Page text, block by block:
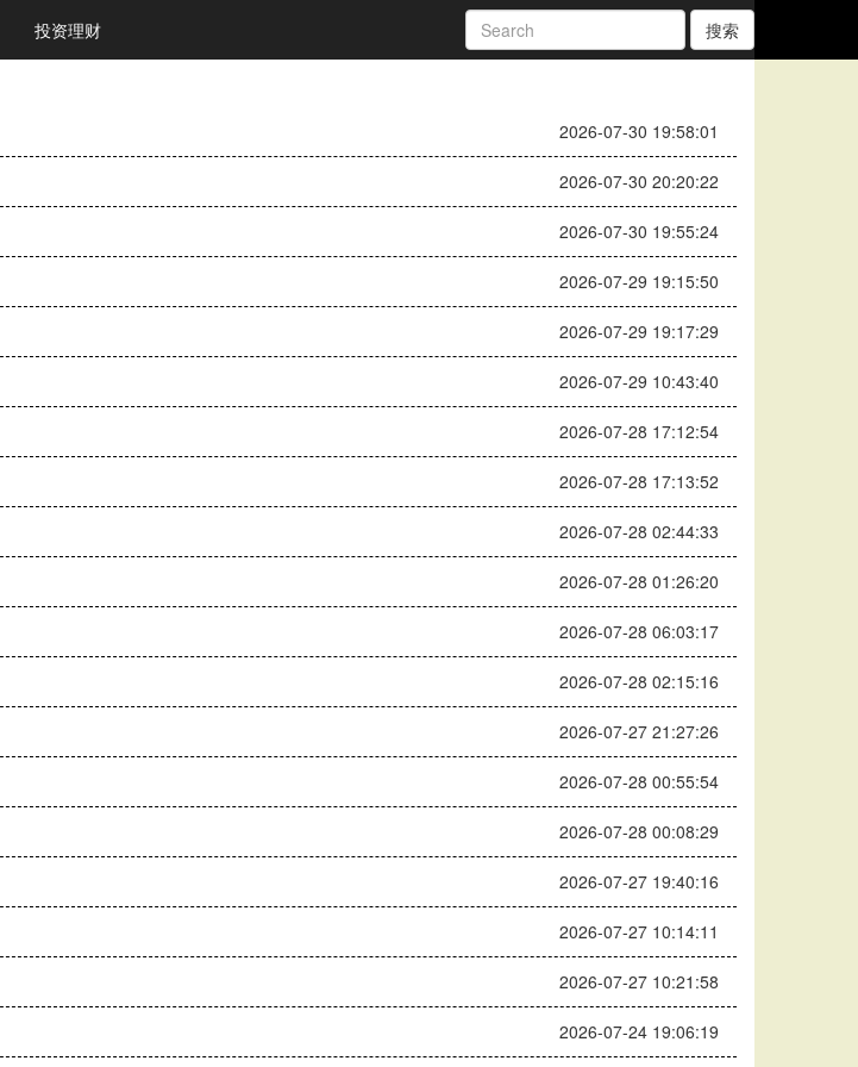
投资理财 搜索
2026-07-30 19:58:01
2026-07-30 20:20:22
2026-07-30 19:55:24
2026-07-29 19:15:50
2026-07-29 19:17:29
2026-07-29 10:43:40
2026-07-28 17:12:54
2026-07-28 17:13:52
2026-07-28 02:44:33
2026-07-28 01:26:20
2026-07-28 06:03:17
2026-07-28 02:15:16
2026-07-27 21:27:26
2026-07-28 00:55:54
2026-07-28 00:08:29
2026-07-27 19:40:16
2026-07-27 10:14:11
2026-07-27 10:21:58
2026-07-24 19:06:19